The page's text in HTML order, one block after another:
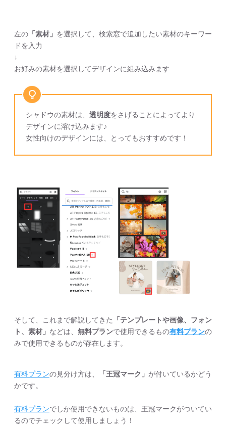
左の 「素材」 を選択して、検索窓で追加したい素材のキーワー
ドを入力
↓
お好みの素材を選択してデザインに組み込みます
シャドウの素材は、 透明度をさげることによってより
デザインに溶け込みます♪
女性向けのデザインには、とってもおすすめです！
そして、これまで解説してきた
「テンプレートや画像、フォン
ト、素材」 などは、 無料プランで使用できるもの有料プランの
みで使用できるものが存在します。
有料プランの見分け方は、 「王冠マーク」 が付いているかどう
かです。
有料プランでしか使用できないものは、王冠マークがついてい
るのでチェックして使用しましょう！